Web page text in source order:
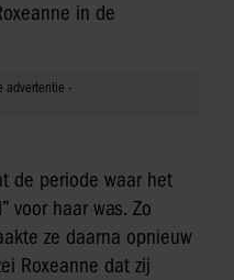
in de
de periode waar het
voor haar was. Zo
ze daarna opnieuw
Roxeanne dat zij